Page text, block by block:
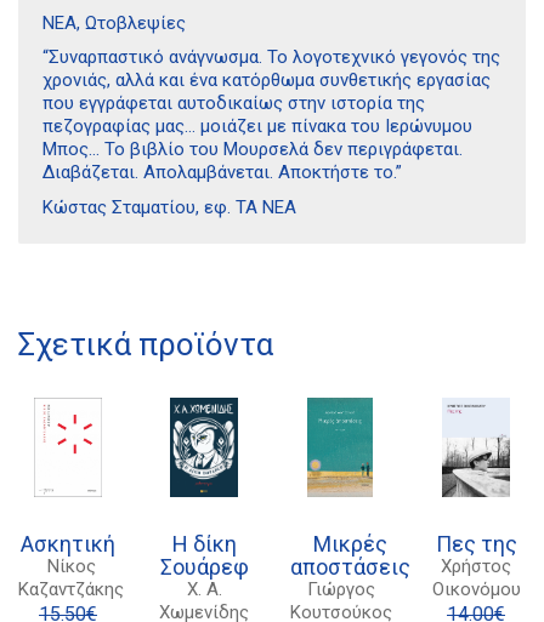
ΝΕΑ, Ωτοβλεψίες
“Συναρπαστικό ανάγνωσµα. Το λογοτεχνικό γεγονός της
χρονιάς, αλλά και ένα κατόρθωµα συνθετικής εργασίας
που εγγράφεται αυτοδικαίως στην ιστορία της
πεζογραφίας µας… µοιάζει µε πίνακα του Ιερώνυµου
Μπος… Το βιβλίο του Μουρσελά δεν περιγράφεται.
Διαβάζεται. Απολαµβάνεται. Αποκτήστε το.”
Κώστας Σταµατίου, εφ. ΤΑ ΝΕΑ
Σχετικά προϊόντα
Ασκητική
Νίκος
Καζαντζάκης
15.50€
Η δίκη
Σουάρεφ
Χ. Α.
Χωμενίδης
Μικρές
αποστάσεις
Γιώργος
Κουτσούκος
Πες της
Χρήστος
Οικονόμου
14.00€
Διδότου 34, Αθήνα 106 80
kombrai.bs@gmail.com
Πολιτική προστασίας δεδομένων
Πολιτική επιστροφών
Τρόποι Πληρωμής
Αποστολές